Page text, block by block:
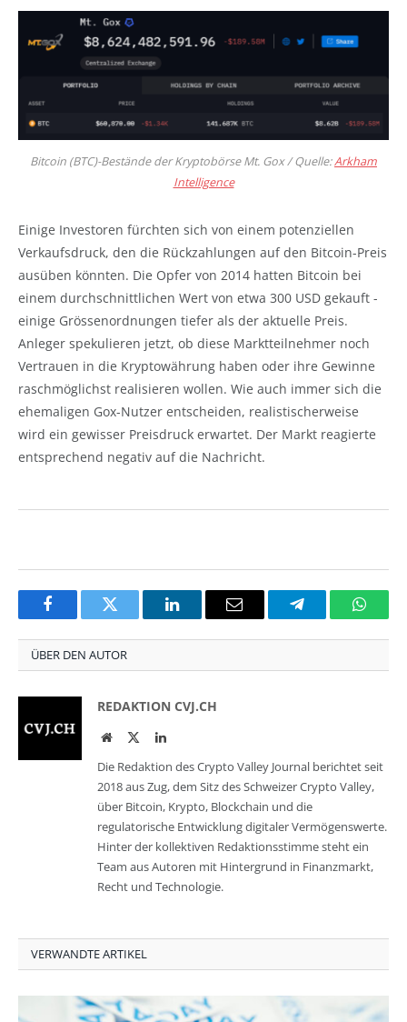
Bitcoin (BTC)-Bestände der Kryptobörse Mt. Gox / Quelle:Arkham
Intelligence
Einige Investoren fürchten sich von einem potenziellen
Verkaufsdruck, den die Rückzahlungen auf den Bitcoin-Preis
ausüben könnten. Die Opfer von 2014 hatten Bitcoin bei
einem durchschnittlichen Wert von etwa 300 USD gekauft -
einige Grössenordnungen tiefer als der aktuelle Preis.
Anleger spekulieren jetzt, ob diese Marktteilnehmer noch
Vertrauen in die Kryptowährung haben oder ihre Gewinne
raschmöglichst realisieren wollen. Wie auch immer sich die
ehemaligen Gox-Nutzer entscheiden, realistischerweise
wird ein gewisser Preisdruck erwartet. Der Markt reagierte
entsprechend negativ auf die Nachricht.
FacebookTwitter LinkedInEmail Telegram
ÜBER DEN AUTOR
REDAKTION CVJ.CH
WebsiteTwitterLinkedIn
Die Redaktion des Crypto Valley Journal berichtet seit
2018 aus Zug, dem Sitz des Schweizer Crypto Valley,
über Bitcoin, Krypto, Blockchain und die
regulatorische Entwicklung digitaler Vermögenswerte.
Hinter der kollektiven Redaktionsstimme steht ein
Team aus Autoren mit Hintergrund in Finanzmarkt,
Recht und Technologie.
VERWANDTE ARTIKEL